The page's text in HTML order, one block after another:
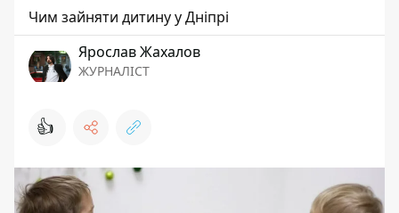
Чим зайняти дитину у Дніпрі
Ярослав Жахалов
ЖУРНАЛІСТ
👍